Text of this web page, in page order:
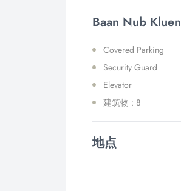
Baan Nub Kluen
Covered Parking
Security Guard
Elevator
建筑物 : 8
地点